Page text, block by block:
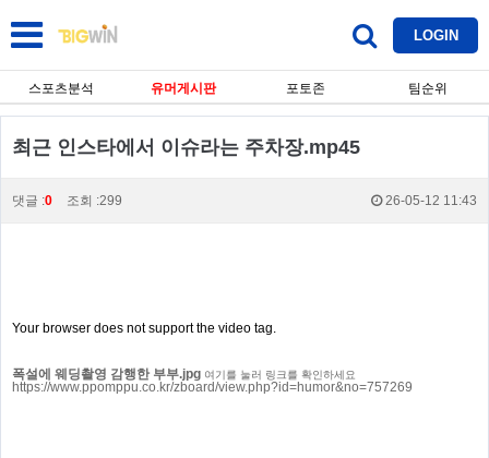
LOGIN
스포츠분석 유머게시판 포토존 팀순위
최근 인스타에서 이슈라는 주차장.mp45
댓글 :0 조회 :299 26-05-12 11:43
Your browser does not support the video tag.
폭설에 웨딩촬영 감행한 부부.jpg 여기를 눌러 링크를 확인하세요
https://www.ppomppu.co.kr/zboard/view.php?id=humor&no=757269